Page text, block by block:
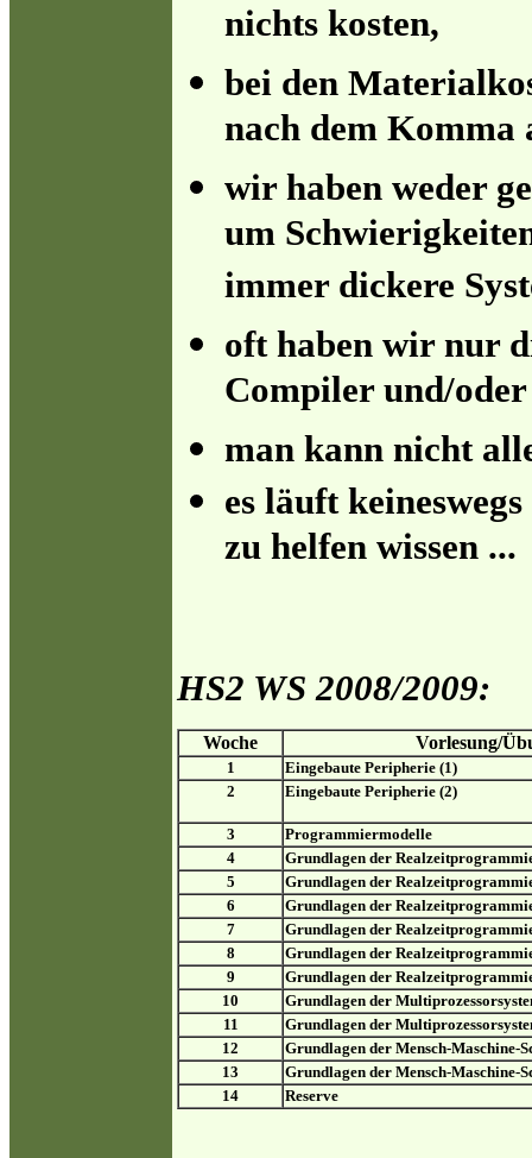
nichts kosten,
bei den
nach dem Komma
wir haben weder
um
immer dickere
oft haben wir nur
Compiler und/oder
man kann nicht
es läuft
zu helfen wissen ...
HS2 WS 2008/2009:
Woche Vorlesung/
1
Eingebaute Peripherie (1)
2
Eingebaute Peripherie (2)
3
Programmiermodelle
4
Grundlagen der
5
Grundlagen der
6
Grundlagen der
7
Grundlagen der
8
Grundlagen der
9
Grundlagen der
10
Grundlagen der
11
Grundlagen der
12
Grundlagen der Mensch-Maschine-
13
Grundlagen der Mensch-Maschine-
14
Reserve